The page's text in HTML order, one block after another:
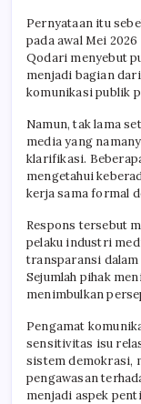
Pernyataan itu
pada awal Mei
Qodari menyebut
menjadi bagian
komunikasi publik
Namun, tak lama
media yang
klarifikasi.
mengetahui
kerja sama formal
Respons tersebut
pelaku industri
transparansi dalam
Sejumlah pihak
menimbulkan
Pengamat
sensitivitas isu
sistem demokrasi,
pengawasan
menjadi aspek